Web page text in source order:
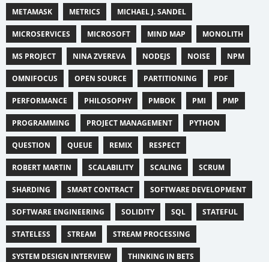
METAMASK METRICS MICHAEL J. SANDEL
MICROSERVICES MICROSOFT MIND MAP MONOLITH
MS PROJECT NINA ZVEREVA NODEJS NOISE NPM
OMNIFOCUS OPEN SOURCE PARTITIONING PDF
PERFORMANCE PHILOSOPHY PMBOK PMI PMP
PROGRAMMING PROJECT MANAGEMENT PYTHON
QUESTION QUEUE REMIX RESPECT
ROBERT MARTIN SCALABILITY SCALING SCRUM
SHARDING SMART CONTRACT SOFTWARE DEVELOPMENT
SOFTWARE ENGINEERING SOLIDITY SQL STATEFUL
STATELESS STREAM STREAM PROCESSING
SYSTEM DESIGN INTERVIEW THINKING IN BETS